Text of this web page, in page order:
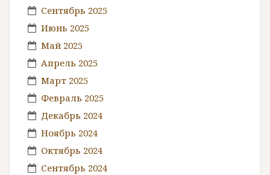
Сентябрь 2025
Июнь 2025
Май 2025
Апрель 2025
Март 2025
Февраль 2025
Декабрь 2024
Ноябрь 2024
Октябрь 2024
Сентябрь 2024